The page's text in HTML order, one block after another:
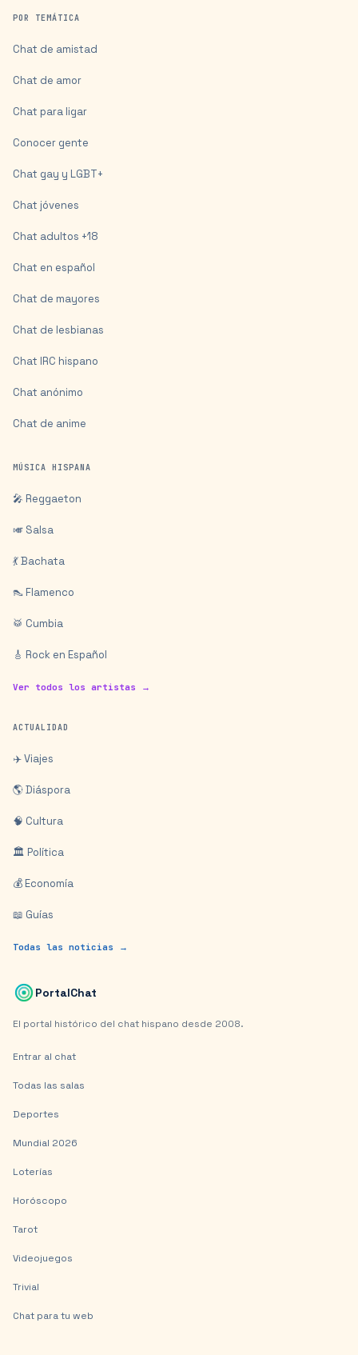
POR TEMÁTICA
Chat de amistad
Chat de amor
Chat para ligar
Conocer gente
Chat gay y LGBT+
Chat jóvenes
Chat adultos +18
Chat en español
Chat de mayores
Chat de lesbianas
Chat IRC hispano
Chat anónimo
Chat de anime
MÚSICA HISPANA
🎤 Reggaeton
🎺 Salsa
💃 Bachata
👠 Flamenco
🥁 Cumbia
🎸 Rock en Español
Ver todos los artistas →
ACTUALIDAD
✈️ Viajes
🌎 Diáspora
🧠 Cultura
🏛️ Política
💰 Economía
📖 Guías
Todas las noticias →
PortalChat
El portal histórico del chat hispano desde 2008.
Entrar al chat
Todas las salas
Deportes
Mundial 2026
Loterías
Horóscopo
Tarot
Videojuegos
Trivial
Chat para tu web